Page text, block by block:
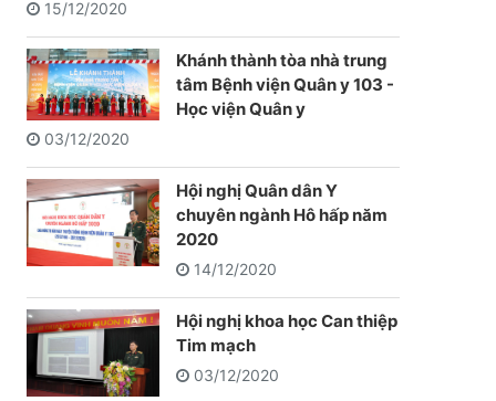
15/12/2020
Khánh thành tòa nhà trung
tâm Bệnh viện Quân y 103 -
Học viện Quân y
03/12/2020
Hội nghị Quân dân Y
chuyên ngành Hô hấp năm
2020
14/12/2020
Hội nghị khoa học Can thiệp
Tim mạch
03/12/2020